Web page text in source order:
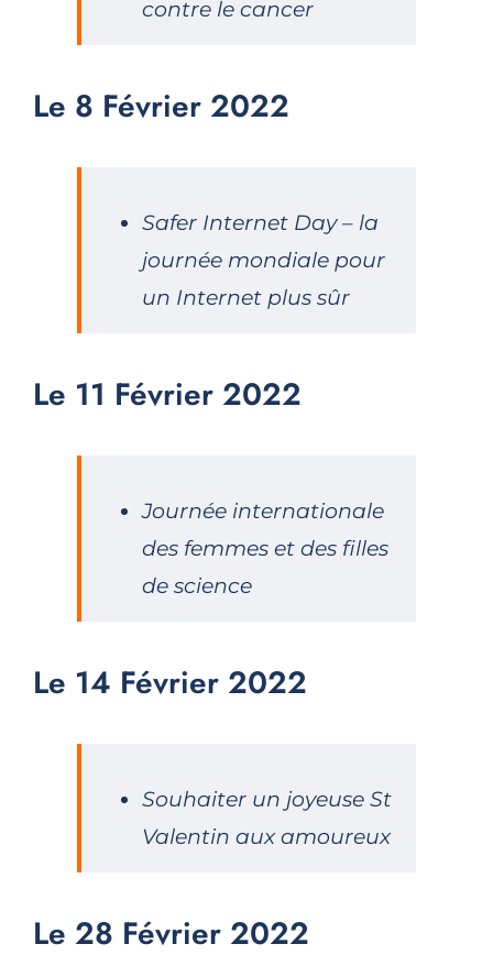
contre le cancer
Le 8 Février 2022
Safer Internet Day – la
journée mondiale pour
un Internet plus sûr
Le 11 Février 2022
Journée internationale
des femmes et des filles
de science
Le 14 Février 2022
Souhaiter un joyeuse St
Valentin aux amoureux
Le 28 Février 2022